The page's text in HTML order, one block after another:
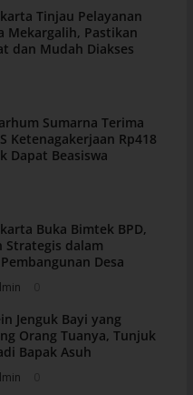
Tinjau Pelayanan
Mekargalih, Pastikan
dan Mudah Diakses
Sumarna Terima
Ketenagakerjaan Rp418
Dapat Beasiswa
Buka Bimtek BPD,
Strategis dalam
Desa
Jenguk Bayi yang
Orang Tuanya, Tunjuk
Bapak Asuh